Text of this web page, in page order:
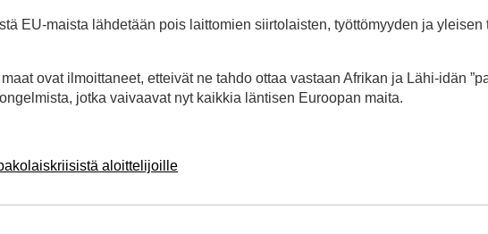
EU-maista lähdetään pois laittomien siirtolaisten, työttömyyden ja yleisen
ovat ilmoittaneet, etteivät ne tahdo ottaa vastaan Afrikan ja Lähi-idän
jotka vaivaavat nyt kaikkia läntisen Euroopan maita.
aloittelijoille